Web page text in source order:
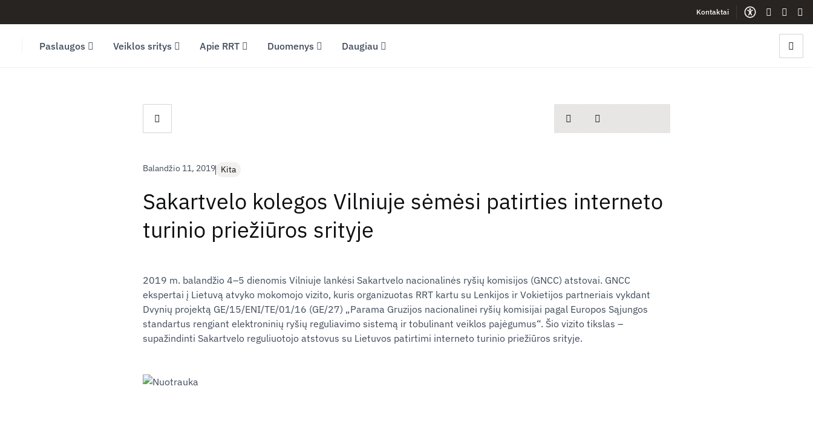
Kontaktai
Gestų
Paslaugos Veiklos sritys Apie RRT Duomenys Daugiau
spausdintiDalintis
Balandžio 11, 2019 Kita
Sakartvelo kolegos Vilniuje sėmėsi patirties interneto
turinio priežiūros srityje
2019 m. balandžio 4‒5 dienomis Vilniuje lankėsi Sakartvelo nacionalinės ryšių komisijos (GNCC) atstovai. GNCC
ekspertai į Lietuvą atvyko mokomojo vizito, kuris organizuotas RRT kartu su Lenkijos ir Vokietijos partneriais vykdant
Dvynių projektą GE/15/ENI/TE/01/16 (GE/27) „Parama Gruzijos nacionalinei ryšių komisijai pagal Europos Sąjungos
standartus rengiant elektroninių ryšių reguliavimo sistemą ir tobulinant veiklos pajėgumus“. Šio vizito tikslas ‒
supažindinti Sakartvelo reguliuotojo atstovus su Lietuvos patirtimi interneto turinio priežiūros srityje.